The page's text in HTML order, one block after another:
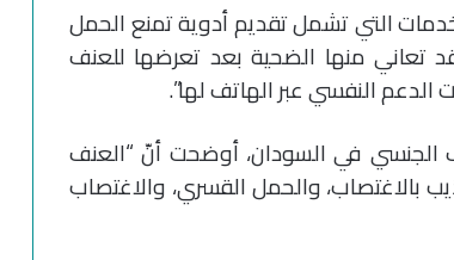
التي تشمل تقديم أدوية تمنع الحمل
قد تعاني منها الضحية بعد تعرضها للعنف
النفسي عبر الهاتف لها”.
الجنسي في السودان، أوضحت أنّ “العنف
بالاغتصاب، والحمل القسري، والاغتصاب